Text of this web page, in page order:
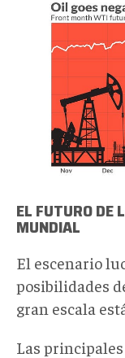
EL FUTURO DE
MUNDIAL
El escenario
posibilidades
gran escala
Las